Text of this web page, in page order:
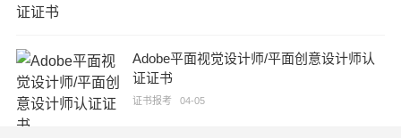
Adobe平面视觉设计师/平面创意设计师认
证证书
证书报考 04-05